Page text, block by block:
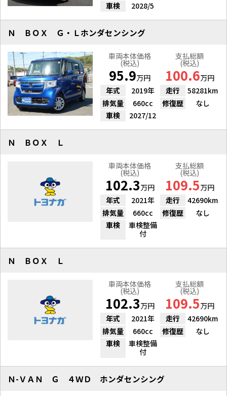
車検
2028/5
Ｎ ＢＯＸ Ｇ・Ｌホンダセンシング
車両本体価格
(税込)
95.9万円
支払総額
(税込)
100.6万円
年式
2019年 走行
58281km
排気量
660cc 修復歴
なし
車検
2027/12
Ｎ ＢＯＸ Ｌ
車両本体価格
(税込)
102.3万円
支払総額
(税込)
109.5万円
年式
2021年 走行
42690km
排気量
660cc 修復歴
なし
車検
車検整備
付
Ｎ ＢＯＸ Ｌ
車両本体価格
(税込)
102.3万円
支払総額
(税込)
109.5万円
年式
2021年 走行
42690km
排気量
660cc 修復歴
なし
車検
車検整備
付
Ｎ-ＶＡＮ Ｇ ４ＷＤ ホンダセンシング